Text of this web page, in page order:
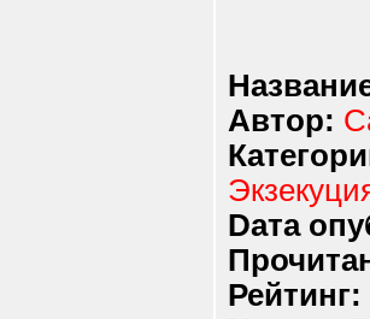
Автор:
Dата
Рейтинг: